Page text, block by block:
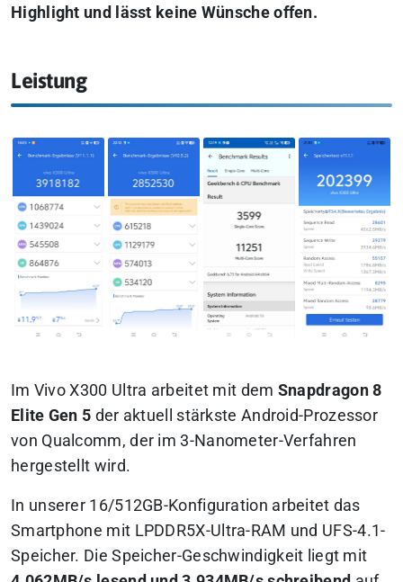
Highlight und lässt keine Wünsche offen.
Leistung
Im Vivo X300 Ultra arbeitet mit dem Snapdragon 8
Elite Gen 5 der aktuell stärkste Android-Prozessor
von Qualcomm, der im 3-Nanometer-Verfahren
hergestellt wird.
In unserer 16/512GB-Konfiguration arbeitet das
Smartphone mit LPDDR5X-Ultra-RAM und UFS-4.1-
Speicher. Die Speicher-Geschwindigkeit liegt mit